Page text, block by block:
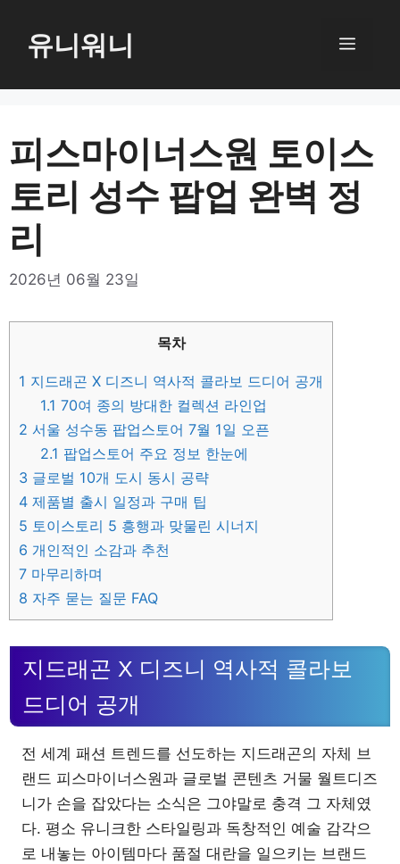
로
너
뛰
유니워니 메
피스마이너스원 토이스
토리 성수 팝업 완벽 정
리
2026년 06월 23일
목차
1 지드래곤 X 디즈니 역사적 콜라보 드디어 공개
1.1 70여 종의 방대한 컬렉션 라인업
2 서울 성수동 팝업스토어 7월 1일 오픈
2.1 팝업스토어 주요 정보 한눈에
3 글로벌 10개 도시 동시 공략
4 제품별 출시 일정과 구매 팁
5 토이스토리 5 흥행과 맞물린 시너지
6 개인적인 소감과 추천
7 마무리하며
8 자주 묻는 질문 FAQ
지드래곤 X 디즈니 역사적 콜라보
드디어 공개
전 세계 패션 트렌드를 선도하는 지드래곤의 자체 브
랜드 피스마이너스원과 글로벌 콘텐츠 거물 월트디즈
니가 손을 잡았다는 소식은 그야말로 충격 그 자체였
다. 평소 유니크한 스타일링과 독창적인 예술 감각으
로 내놓는 아이템마다 품절 대란을 일으키는 브랜드